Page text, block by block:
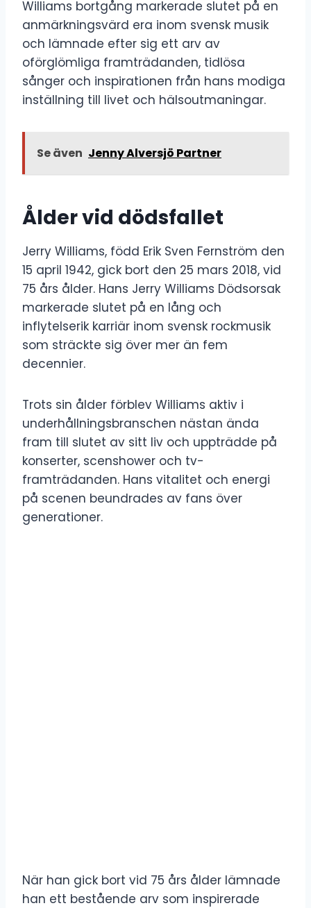
Williams bortgång markerade slutet på en
anmärkningsvärd era inom svensk musik
och lämnade efter sig ett arv av
oförglömliga framträdanden, tidlösa
sånger och inspirationen från hans modiga
inställning till livet och hälsoutmaningar.
Se även Jenny Alversjö Partner
Ålder vid dödsfallet
Jerry Williams, född Erik Sven Fernström den
15 april 1942, gick bort den 25 mars 2018, vid
75 års ålder. Hans Jerry Williams Dödsorsak
markerade slutet på en lång och
inflytelserik karriär inom svensk rockmusik
som sträckte sig över mer än fem
decennier.
Trots sin ålder förblev Williams aktiv i
underhållningsbranschen nästan ända
fram till slutet av sitt liv och uppträdde på
konserter, scenshower och tv-
framträdanden. Hans vitalitet och energi
på scenen beundrades av fans över
generationer.
När han gick bort vid 75 års ålder lämnade
han ett bestående arv som inspirerade